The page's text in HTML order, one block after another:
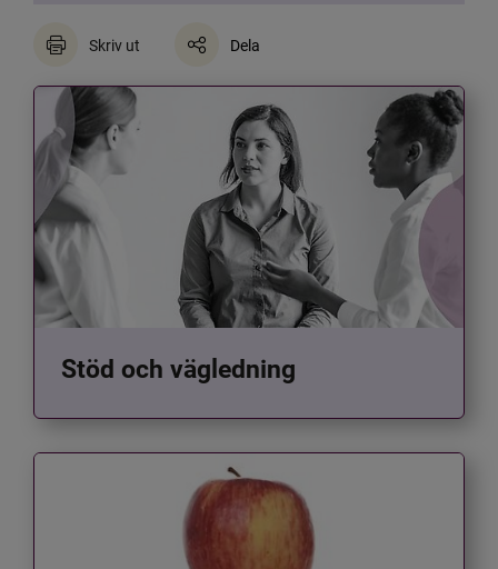
Skriv ut Dela
Stöd och vägledning